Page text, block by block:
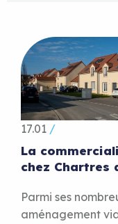
17.01 /
La
chez Chartres
Parmi ses
aménagement